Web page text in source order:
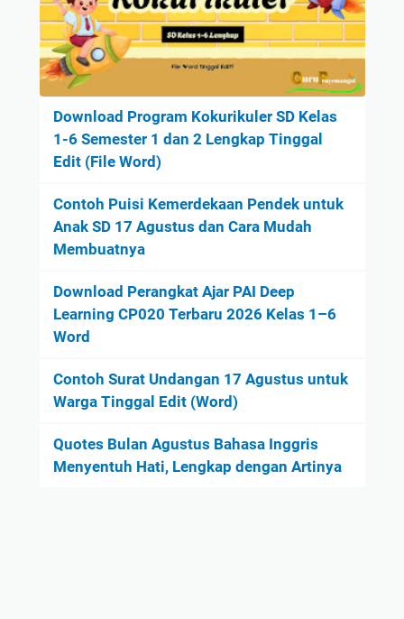
Download Program Kokurikuler SD Kelas
1-6 Semester 1 dan 2 Lengkap Tinggal
Edit (File Word)
Contoh Puisi Kemerdekaan Pendek untuk
Anak SD 17 Agustus dan Cara Mudah
Membuatnya
Download Perangkat Ajar PAI Deep
Learning CP020 Terbaru 2026 Kelas 1–6
Word
Contoh Surat Undangan 17 Agustus untuk
Warga Tinggal Edit (Word)
Quotes Bulan Agustus Bahasa Inggris
Menyentuh Hati, Lengkap dengan Artinya